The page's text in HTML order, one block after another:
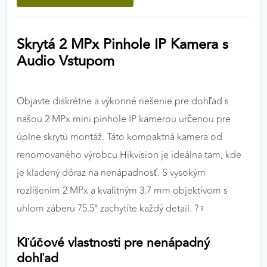
Skrytá 2 MPx Pinhole IP Kamera s
Audio Vstupom
Objavte diskrétne a výkonné riešenie pre dohľad s
našou 2 MPx mini pinhole IP kamerou určenou pre
úplne skrytú montáž. Táto kompaktná kamera od
renomovaného výrobcu Hikvision je ideálna tam, kde
je kladený dôraz na nenápadnosť. S vysokým
rozlíšením 2 MPx a kvalitným 3.7 mm objektívom s
uhlom záberu 75.5° zachytíte každý detail. ?️‍♀️
Kľúčové vlastnosti pre nenápadný
dohľad
výkon a funkčnosť našich stránok.
Google Analytics
Poskytovateľ:
MARKETINGOVÉ COOKIES
správania používateľov naprieč webovými
stránkami. Umožňujú nám a našim partnerom
zobrazovať cielenú a relevantnú reklamu, a to na
našom webe aj v reklamných sieťach tretích strán.
Google Ads
Poskytovateľ: Google